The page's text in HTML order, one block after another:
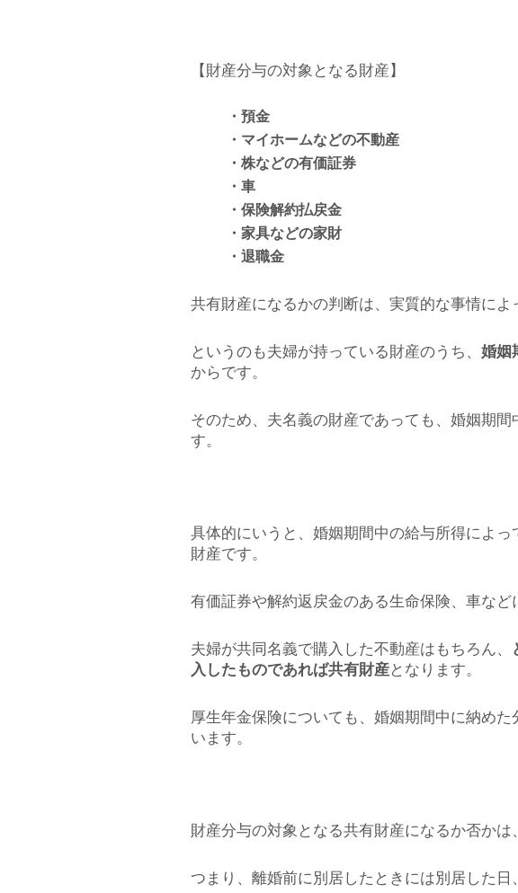
【財産分与の対象となる財産】
・預金
・マイホームなどの不動産
・株などの有価証券
・車
・保険解約払戻金
・家具などの家財
・退職金
共有財産になるかの判断は、実質的な事情に
というのも夫婦が持っている財産のうち、 婚姻
からです。
そのため、夫名義の財産であっても、婚姻期
す。
具体的にいうと、婚姻期間中の給与所得によ
財産です。
有価証券や解約返戻金のある生命保険、車など
夫婦が共同名義で購入した不動産はもちろん、
入したものであれば共有財産となります。
厚生年金保険についても、婚姻期間中に納め
います。
財産分与の対象となる共有財産になるか否か
つまり、離婚前に別居したときには別居した